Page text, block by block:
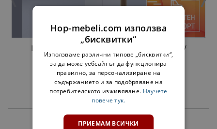
ШКАФ П70 2Д H213 БИАНКА БЯЛ ГЛАНЦ /
ЗЛАТЕН ДЪБ
290,00 € 567,19 лв.
Hop-mebeli.com използва
„бисквитки“
Използваме различни типове „бисквитки“,
за да може уебсайтът да функционира
правилно, за персонализиране на
съдържанието и за подобряване на
потребителското изживяване. Научете
повече тук.
ПРИЕМАМ ВСИЧКИ